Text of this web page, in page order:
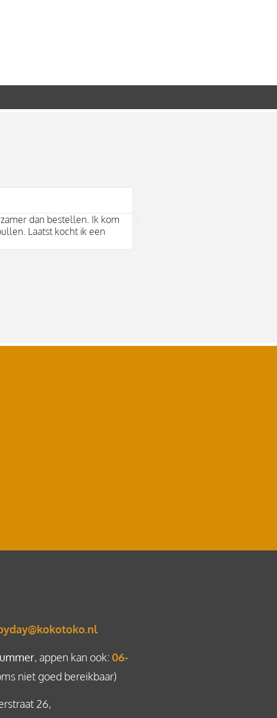
dan bestellen. Ik kom
Laatst kocht ik een
, appen kan ook: 06-
niet goed bereikbaar)
26,